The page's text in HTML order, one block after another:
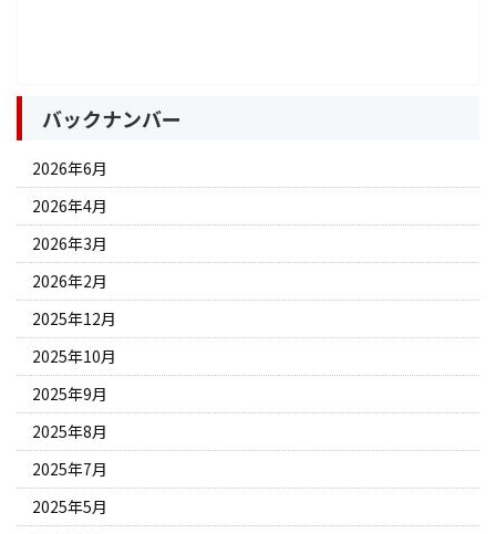
バックナンバー
2026年6月
2026年4月
2026年3月
2026年2月
2025年12月
2025年10月
2025年9月
2025年8月
2025年7月
2025年5月